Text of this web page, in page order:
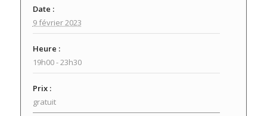
Date :
9 février 2023
Heure :
19h00 - 23h30
Prix :
gratuit